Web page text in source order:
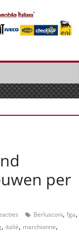
per
Berlusconi, fga,
, italië, marchionne,